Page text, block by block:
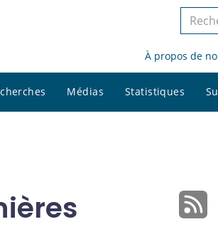
le
site
À propos de
Médias Statistiques